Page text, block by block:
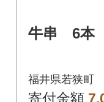
牛串 6本
福井県若狭町
寄付金額